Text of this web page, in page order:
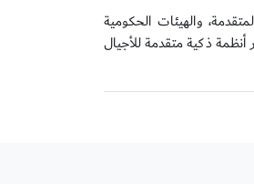
والهيئات الحكومية
أنظمة ذكية متقدمة للأجيال